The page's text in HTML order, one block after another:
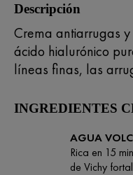
Descripción
Crema antiarrugas
ácido hialurónico
líneas finas, las
INGREDIENTES
AGUA
Rica en 15
de Vichy